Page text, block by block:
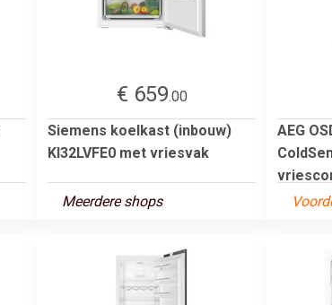
€ 659.00
Siemens koelkast (inbouw)
KI32LVFE0 met vriesvak
Meerdere shops
AEG